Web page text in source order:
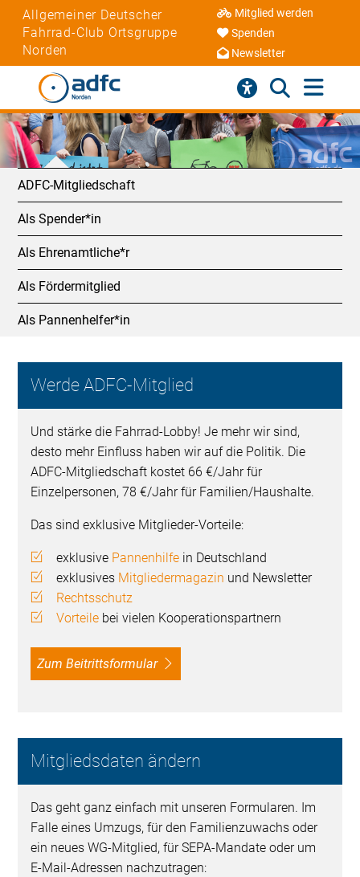
Allgemeiner Deutscher
Fahrrad-Club Ortsgruppe
Norden
Mitglied werden
Spenden
Newsletter
ADFC-Mitgliedschaft
Als Spender*in
Als Ehrenamtliche*r
Als Fördermitglied
Als Pannenhelfer*in
Werde ADFC-Mitglied
Und stärke die Fahrrad-Lobby! Je mehr wir sind,
desto mehr Einfluss haben wir auf die Politik. Die
ADFC-Mitgliedschaft kostet 66 €/Jahr für
Einzelpersonen, 78 €/Jahr für Familien/Haushalte.
Das sind exklusive Mitglieder-Vorteile:
exklusive Pannenhilfe in Deutschland
exklusives Mitgliedermagazin und Newsletter
Rechtsschutz
Vorteile bei vielen Kooperationspartnern
Zum Beitrittsformular
Mitgliedsdaten ändern
Das geht ganz einfach mit unseren Formularen. Im
Falle eines Umzugs, für den Familienzuwachs oder
ein neues WG-Mitglied, für SEPA-Mandate oder um
E-Mail-Adressen nachzutragen: